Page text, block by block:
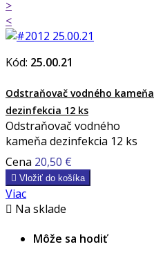
>
<
Kód: 25.00.21
Odstraňovač vodného kameňa
dezinfekcia 12 ks
Odstraňovač vodného
kameňa dezinfekcia 12 ks
Cena 20,50 €
 Vložiť do košíka
Viac
 Na sklade
Môže sa hodiť